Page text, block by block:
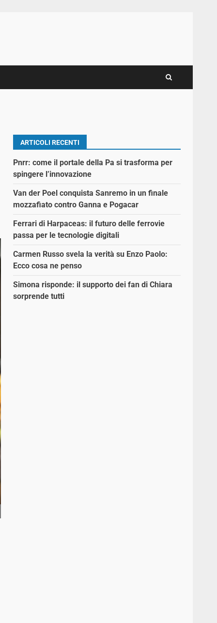
ARTICOLI RECENTI
Pnrr: come il portale della Pa si trasforma per
spingere l’innovazione
Van der Poel conquista Sanremo in un finale
mozzafiato contro Ganna e Pogacar
Ferrari di Harpaceas: il futuro delle ferrovie
passa per le tecnologie digitali
Carmen Russo svela la verità su Enzo Paolo:
Ecco cosa ne penso
Simona risponde: il supporto dei fan di Chiara
sorprende tutti